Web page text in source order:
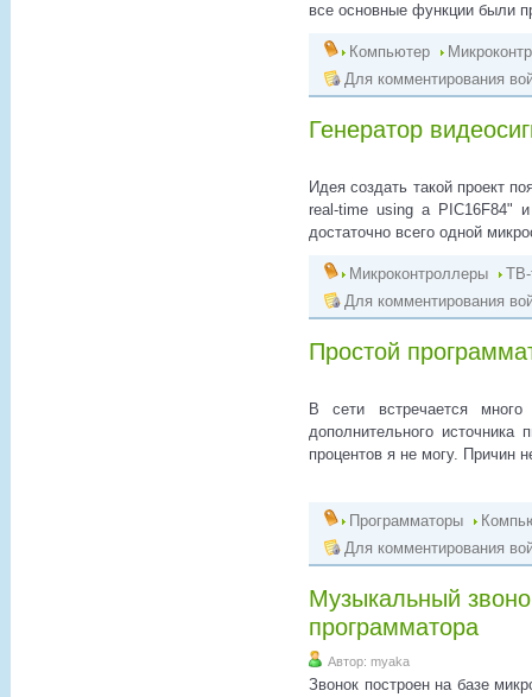
все основные функции были
Компьютер
Для комментирования
Генератор
Идея создать такой проект
real-time using a PIC16F84"
достаточно всего одной
Микроконтроллеры
ТВ-
Для комментирования
Простой
В сети встречается
дополнительного
процентов я не могу. Причин
Программаторы
Для комментирования
Музыкальный
программатора
Автор: myaka
Звонок построен на базе